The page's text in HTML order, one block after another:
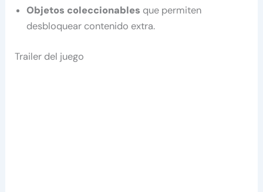
Objetos coleccionables que permiten
desbloquear contenido extra.
Trailer del juego